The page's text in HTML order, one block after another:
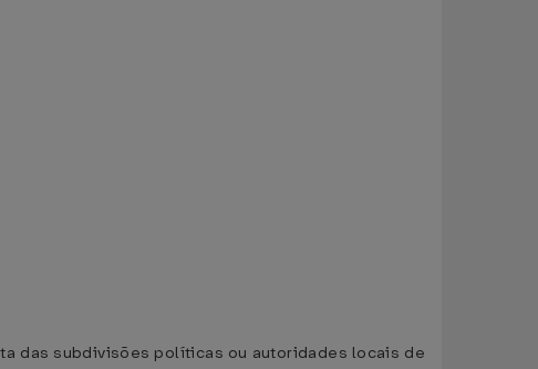
das subdivisões políticas ou autoridades locais de